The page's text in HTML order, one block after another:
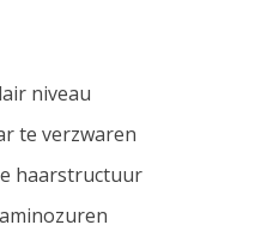
niveau
te verzwaren
haarstructuur